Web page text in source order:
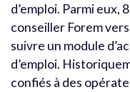
d’emploi. Parmi
conseiller Forem
suivre un module
d’emploi.
confiés à des